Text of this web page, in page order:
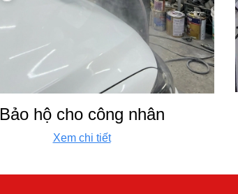
Bảo hộ cho công nhân
Xem chi tiết